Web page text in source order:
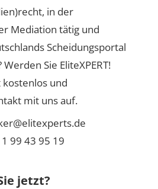
in der
Mediation tätig und
Scheidungsportal
Sie EliteXPERT!
und
mit uns auf.
99 43 95 19
jetzt?